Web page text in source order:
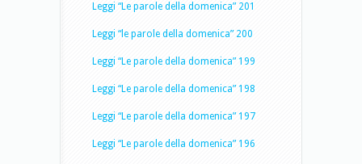
Leggi “Le parole della domenica” 201
Leggi “le parole della domenica” 200
Leggi “Le parole della domenica” 199
Leggi “Le parole della domenica” 198
Leggi “Le parole della domenica” 197
Leggi “Le parole della domenica” 196